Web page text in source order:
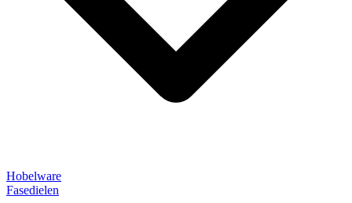
Hobelware
Fasedielen